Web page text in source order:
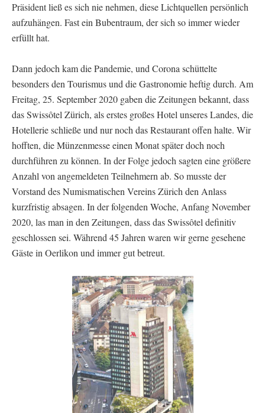
Präsident ließ es sich nie nehmen, diese Lichtquellen persönlich
aufzuhängen. Fast ein Bubentraum, der sich so immer wieder
erfüllt hat.
Dann jedoch kam die Pandemie, und Corona schüttelte
besonders den Tourismus und die Gastronomie heftig durch. Am
Freitag, 25. September 2020 gaben die Zeitungen bekannt, dass
das Swissôtel Zürich, als erstes großes Hotel unseres Landes, die
Hotellerie schließe und nur noch das Restaurant offen halte. Wir
hofften, die Münzenmesse einen Monat später doch noch
durchführen zu können. In der Folge jedoch sagten eine größere
Anzahl von angemeldeten Teilnehmern ab. So musste der
Vorstand des Numismatischen Vereins Zürich den Anlass
kurzfristig absagen. In der folgenden Woche, Anfang November
2020, las man in den Zeitungen, dass das Swissôtel definitiv
geschlossen sei. Während 45 Jahren waren wir gerne gesehene
Gäste in Oerlikon und immer gut betreut.